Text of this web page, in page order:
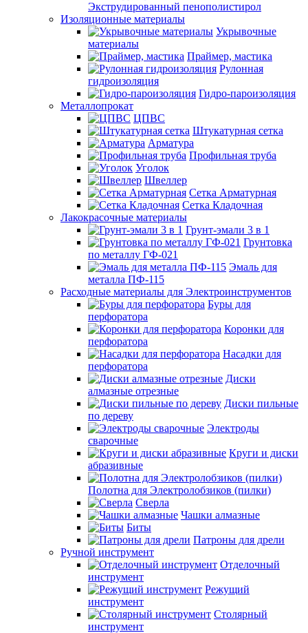
Экструдированный пенополистирол
Изоляционные материалы
Укрывочные
материалы
Праймер, мастика
Рулонная
гидроизоляция
Гидро-пароизоляция
Металлопрокат
ЦПВС
Штукатурная сетка
Арматура
Профильная труба
Уголок
Швеллер
Сетка Арматурная
Сетка Кладочная
Лакокрасочные материалы
Грунт-эмали 3 в 1
Грунтовка
по металлу ГФ-021
Эмаль для
металла ПФ-115
Расходные материалы для Электроинструментов
Буры для
перфоратора
Коронки для
перфоратора
Насадки для
перфоратора
Диски
алмазные отрезные
Диски пильные
по дереву
Электроды
сварочные
Круги и диски
абразивные
Полотна для Электролобзиков (пилки)
Сверла
Чашки алмазные
Биты
Патроны для дрели
Ручной инструмент
Отделочный
инструмент
Режущий
инструмент
Столярный
инструмент